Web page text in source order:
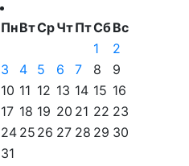
ПнВтСрЧтПтСбВс
1
2
3
4 5 6 7 8
9
10 11 12 13 14 15 16
17 18 19 20 21 22 23
24 25 26 27 28 29 30
31